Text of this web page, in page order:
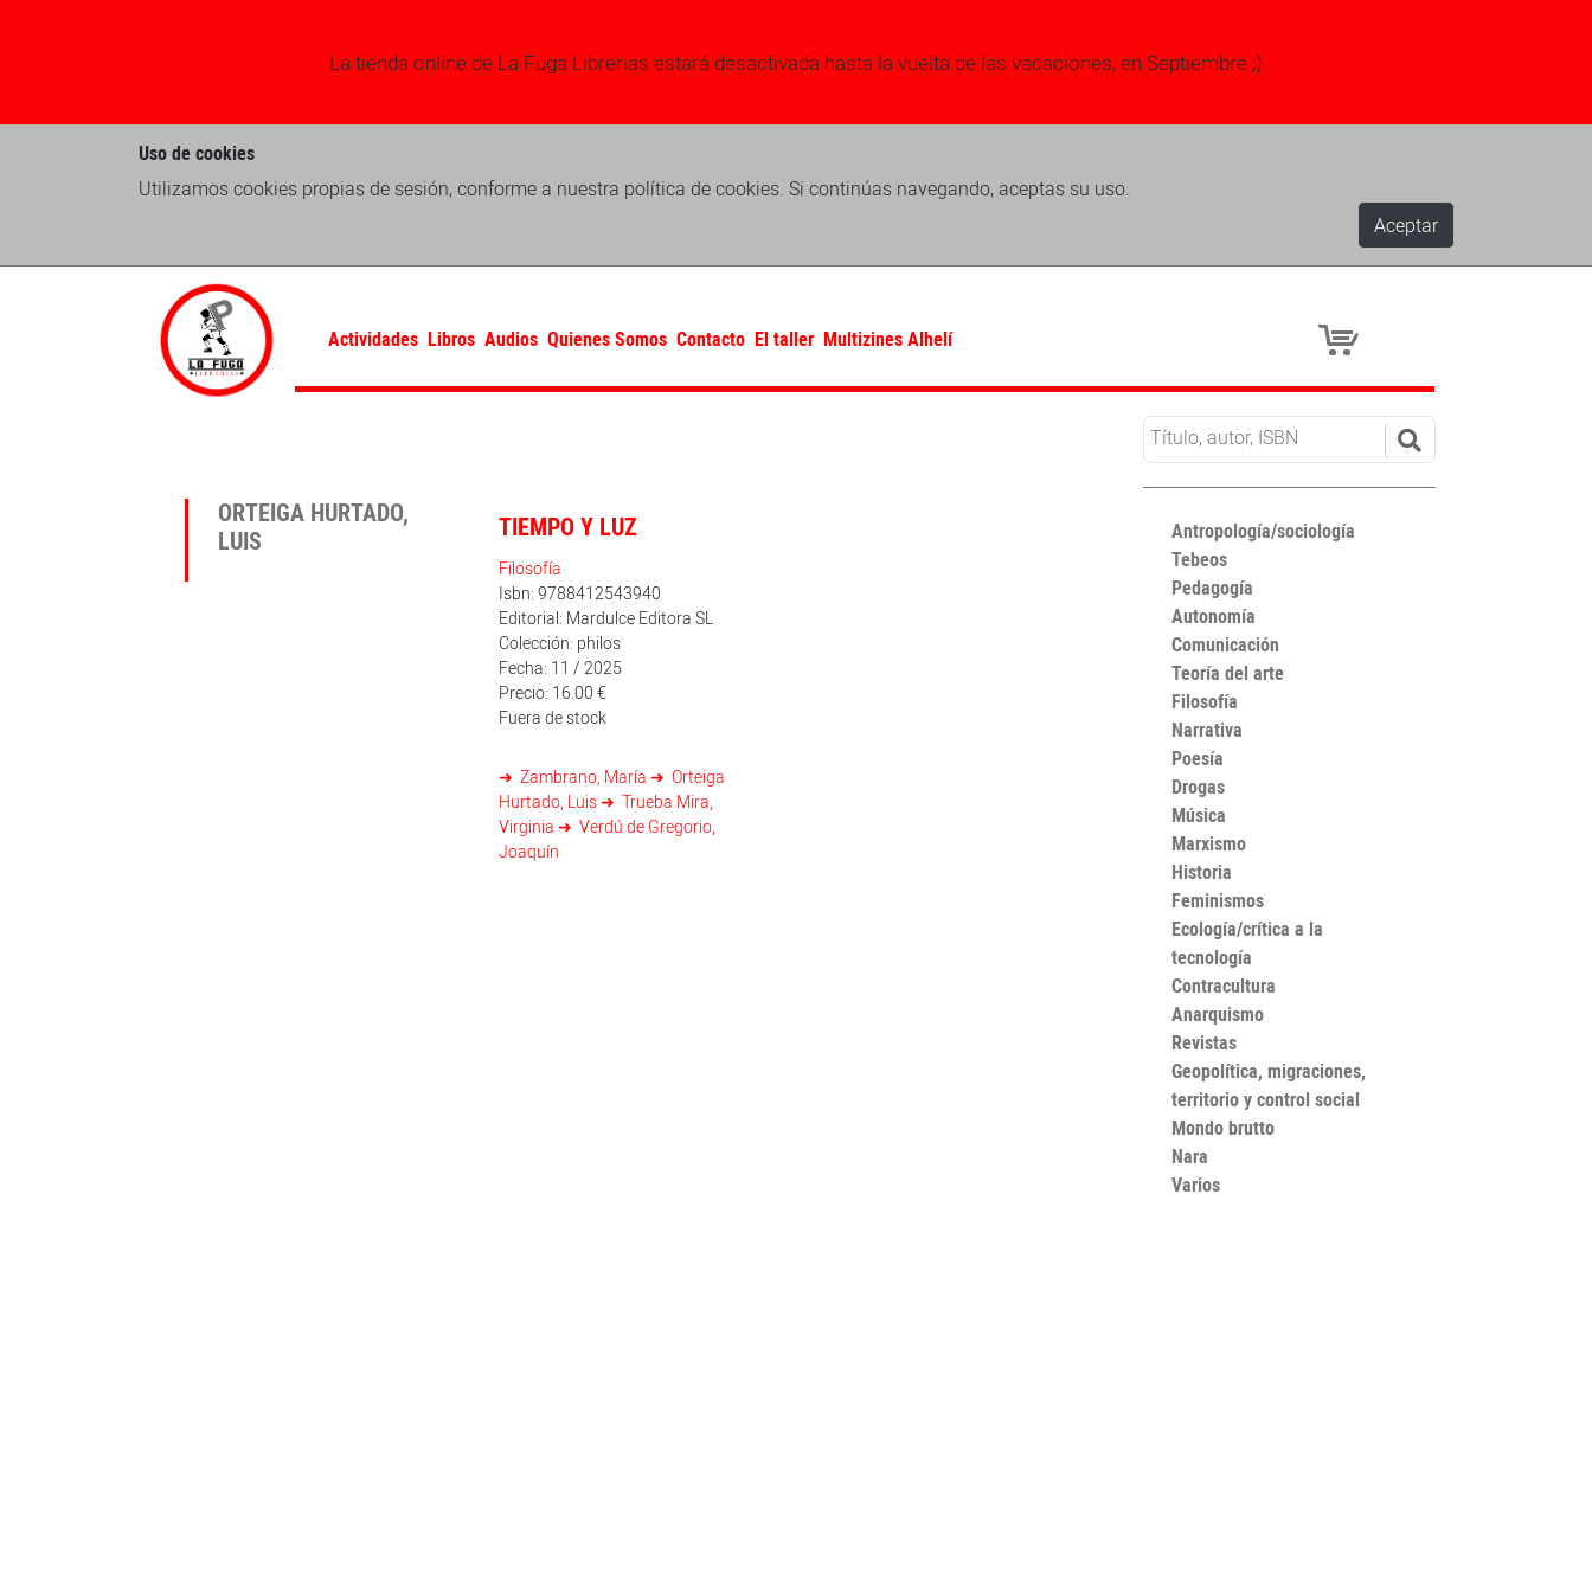
La tienda online de La Fuga Librerias estará desactivada hasta la vuelta de las vacaciones, en Septiembre ;)
Uso de cookies
Utilizamos cookies propias de sesión, conforme a nuestra política de cookies. Si continúas navegando, aceptas su uso.
Aceptar
Actividades Libros Audios Quienes Somos Contacto El taller Multizines Alhelí
ORTEIGA HURTADO,
LUIS
TIEMPO Y LUZ
Filosofía
Isbn: 9788412543940
Editorial: Mardulce Editora SL
Colección: philos
Fecha: 11 / 2025
Precio: 16.00 €
Fuera de stock
Zambrano, María
Orteiga
Hurtado, Luis
Trueba Mira,
Virginia
Verdú de Gregorio,
Joaquín
Antropología/sociología
Tebeos
Pedagogía
Autonomía
Comunicación
Teoría del arte
Filosofía
Narrativa
Poesía
Drogas
Música
Marxismo
Historia
Feminismos
Ecología/crítica a la
tecnología
Contracultura
Anarquismo
Revistas
Geopolítica, migraciones,
territorio y control social
Mondo brutto
Nara
Varios